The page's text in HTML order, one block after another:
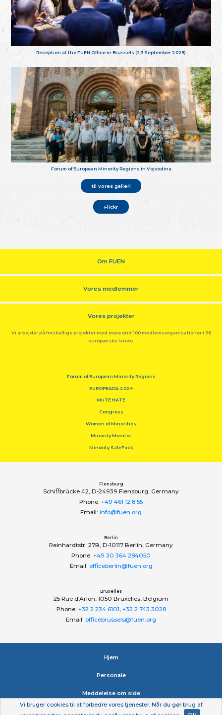
Reception at the FUEN Office in Brussels (23 September 2025)
Forum of European Minority Regions in Vojvodina
til vores galleri
Flickr
Om FUEN
Vores medlemmer
Vores projekter
Vi arbejder på forskellige projekter med mere end 100 medlemsorganisationer i 36
europæiske lande.
Forum of European Minority Regions
EUROPEADA 2024
MUTE HATE
Congress
Women of Minorities
Minority Monitor
Minority SafePack
Flensburg
Schiﬀbrücke 42, D-24939 Flensburg, Germany
Phone: +49 461 12 8 55
Email: info@fuen.org
Berlin
Reinhardtstr. 27B, D-10117 Berlin, Germany
Phone: +49 30 364 284050
Email: officeberlin@fuen.org
Bruxelles
25 Rue d'Arlon, 1050 Bruxelles, Belgium
Phone: +32 2 234 6101 +32 2 743 3028
Email: officebrussels@fuen.org
Hjem
Personale
Meddelelse om side
Vi bruger cookies til at forbedre vores tjenester. Når du gør brug af